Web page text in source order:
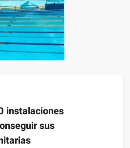
instalaciones
sus